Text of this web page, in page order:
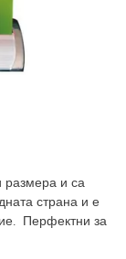
размера и са
страна и е
Перфектни за